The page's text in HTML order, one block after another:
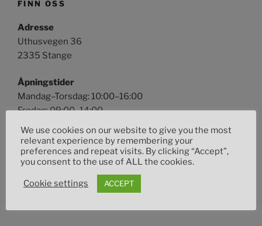
FINN OSS
Adresse
Uthusvegen 36
2335 Stange
Åpningstider
Mandag–Torsdag: 10:00–16:00
Fredag: 09:00–14:00
Telefon: 96 63 46 26/91 11 47 12
We use cookies on our website to give you the most
relevant experience by remembering your
preferences and repeat visits. By clicking “Accept”,
you consent to the use of ALL the cookies.
Cookie settings ACCEPT